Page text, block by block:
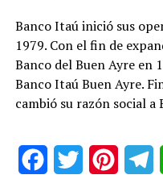
Banco Itaú inició sus
1979. Con el fin de
Banco del Buen Ayre en
Banco Itaú Buen Ayre.
cambió su razón social
FacebookTwitter